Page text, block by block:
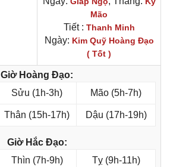
Mão
Tiết : Thanh Minh
Ngày: Kim Quỹ Hoàng Đạo
( Tốt )
Giờ Hoàng Đạo:
Sửu (1h-3h) Mão (5h-7h)
Thân (15h-17h) Dậu (17h-19h)
Giờ Hắc Đạo:
Thìn (7h-9h) Tỵ (9h-11h)